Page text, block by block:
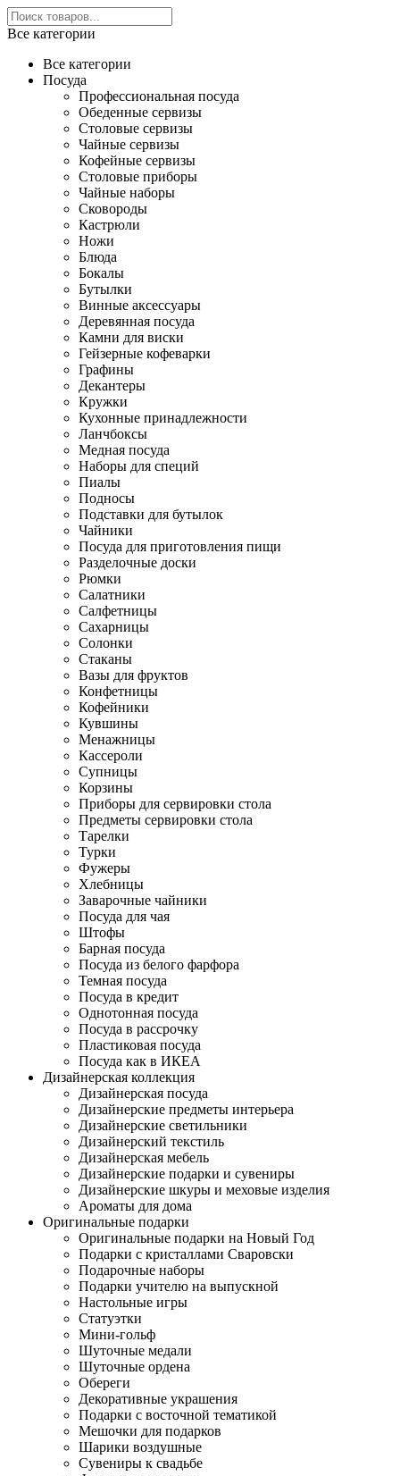
Все категории
Все категории
Посуда
Профессиональная посуда
Обеденные сервизы
Столовые сервизы
Чайные сервизы
Кофейные сервизы
Столовые приборы
Чайные наборы
Сковороды
Кастрюли
Ножи
Блюда
Бокалы
Бутылки
Винные аксессуары
Деревянная посуда
Камни для виски
Гейзерные кофеварки
Графины
Декантеры
Кружки
Кухонные принадлежности
Ланчбоксы
Медная посуда
Наборы для специй
Пиалы
Подносы
Подставки для бутылок
Чайники
Посуда для приготовления пищи
Разделочные доски
Рюмки
Салатники
Салфетницы
Сахарницы
Солонки
Стаканы
Вазы для фруктов
Конфетницы
Кофейники
Кувшины
Менажницы
Кассероли
Супницы
Корзины
Приборы для сервировки стола
Предметы сервировки стола
Тарелки
Турки
Фужеры
Хлебницы
Заварочные чайники
Посуда для чая
Штофы
Барная посуда
Посуда из белого фарфора
Темная посуда
Посуда в кредит
Однотонная посуда
Посуда в рассрочку
Пластиковая посуда
Посуда как в ИКЕА
Дизайнерская коллекция
Дизайнерская посуда
Дизайнерские предметы интерьера
Дизайнерские светильники
Дизайнерский текстиль
Дизайнерская мебель
Дизайнерские подарки и сувениры
Дизайнерские шкуры и меховые изделия
Ароматы для дома
Оригинальные подарки
Оригинальные подарки на Новый Год
Подарки с кристаллами Сваровски
Подарочные наборы
Подарки учителю на выпускной
Настольные игры
Статуэтки
Мини-гольф
Шуточные медали
Шуточные ордена
Обереги
Декоративные украшения
Подарки с восточной тематикой
Мешочки для подарков
Шарики воздушные
Сувениры к свадьбе